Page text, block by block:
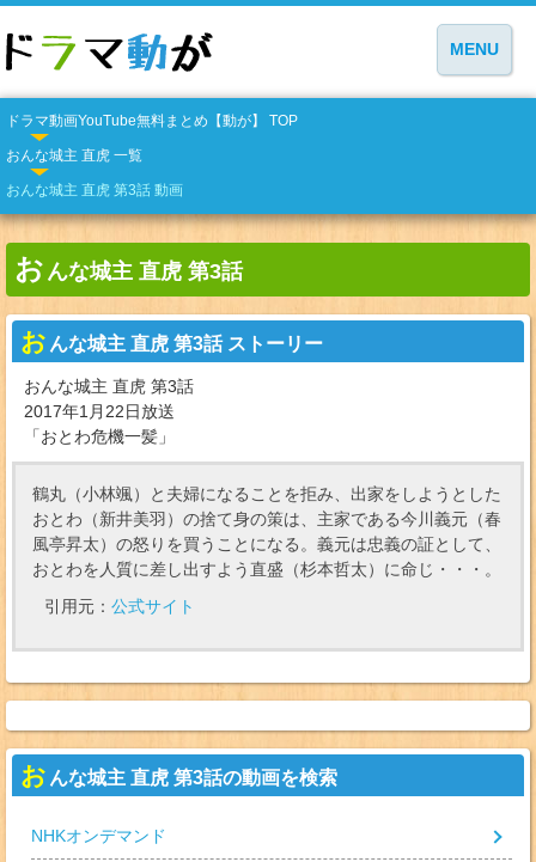
MENU
ドラマ動画YouTube無料まとめ【動が】 TOP
おんな城主 直虎 一覧
おんな城主 直虎 第3話 動画
お んな城主 直虎 第3話
お んな城主 直虎 第3話 ストーリー
おんな城主 直虎 第3話
2017年1月22日放送
「おとわ危機一髪」
鶴丸（小林颯）と夫婦になることを拒み、出家をしようとした
おとわ（新井美羽）の捨て身の策は、主家である今川義元（春
風亭昇太）の怒りを買うことになる。義元は忠義の証として、
おとわを人質に差し出すよう直盛（杉本哲太）に命じ・・・。
引用元： 公式サイト
お んな城主 直虎 第3話の動画を検索
NHKオンデマンド